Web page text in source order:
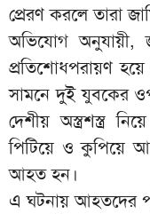
প্রেরণ করলে তারা
অভিযোগ অনুযায়ী,
প্রতিশোধপরায়ণ হয়ে
সামনে দুই যুবকের
দেশীয় অস্ত্রশস্ত্র
পিটিয়ে ও কুপিয়ে
আহত হন।
এ ঘটনায় আহতদের